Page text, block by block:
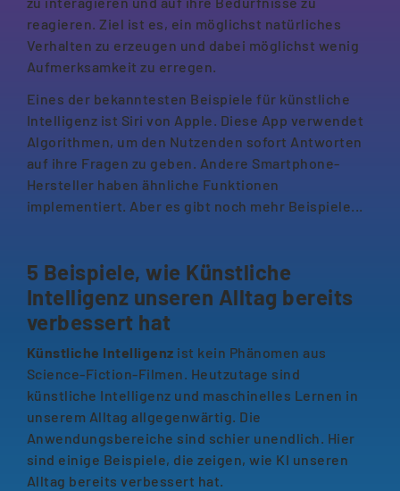
reagieren. Ziel ist es, ein möglichst natürliches
Verhalten zu erzeugen und dabei möglichst wenig
Aufmerksamkeit zu erregen.
Eines der bekanntesten Beispiele für künstliche
Intelligenz ist Siri von Apple. Diese App verwendet
Algorithmen, um den Nutzenden sofort Antworten
auf ihre Fragen zu geben. Andere Smartphone-
Hersteller haben ähnliche Funktionen
implementiert. Aber es gibt noch mehr Beispiele...
5 Beispiele, wie Künstliche
Intelligenz unseren Alltag bereits
verbessert hat
Künstliche Intelligenz ist kein Phänomen aus
Science-Fiction-Filmen. Heutzutage sind
künstliche Intelligenz und maschinelles Lernen in
unserem Alltag allgegenwärtig. Die
Anwendungsbereiche sind schier unendlich. Hier
sind einige Beispiele, die zeigen, wie KI unseren
Alltag bereits verbessert hat.